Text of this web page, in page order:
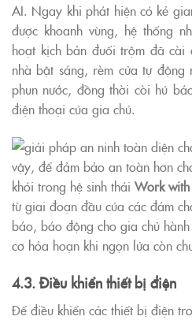
AI. Ngay khi phát hiện có kẻ
được khoanh vùng, hệ thống
hoạt kịch bản đuổi trộm đã cài
nhà bật sáng, rèm cửa tự động
phun nước, đồng thời còi hú
điện thoại của gia chủ.
vậy, để đảm bảo an toàn hơn
khói trong hệ sinh thái Work with
từ giai đoạn đầu của các đám
báo, báo động cho gia chủ
cơ hỏa hoạn khi ngọn lửa còn
4.3. Điều khiển thiết bị điện
Để điều khiển các thiết bị điện